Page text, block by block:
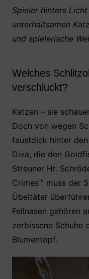
Spieler hinters
unterhaltsamen
und spielerische
Welches
verschluckt?
Katzen – sie
Doch von wegen
faustdick hinter
Diva, die den
Streuner Hr.
Crimes™ muss der
Übeltäter
Fellnasen gehören
zerbissene Schuhe
Blumentopf.